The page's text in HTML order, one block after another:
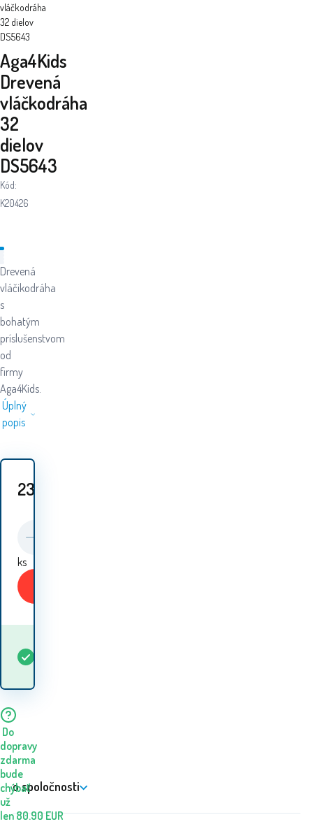
vláčkodráha
32 dielov
DS5643
Aga4Kids
Drevená
vláčkodráha
32
dielov
DS5643
Kód:
K20426
Drevená
vláčikodráha
s
bohatým
príslušenstvom
od
firmy
Aga4Kids.
Úplný
popis
23.30
ks
Do
dopravy
zdarma
bude
chýbať
už
len80.90EUR
o spoločnosti